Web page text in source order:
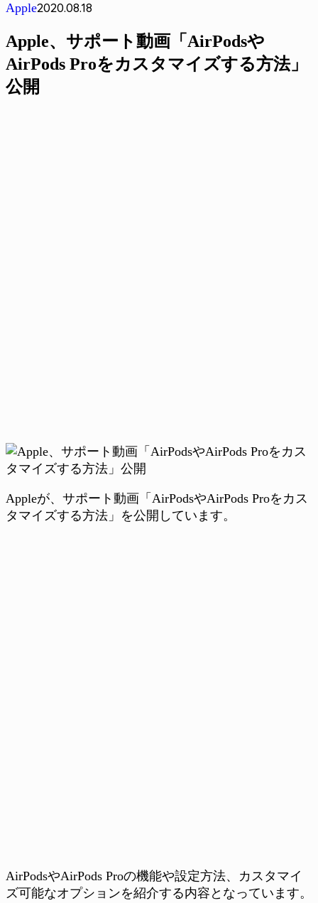
Apple2020.08.18
Apple、サポート動画「AirPodsや
AirPods Proをカスタマイズする方法」
公開
Appleが、サポート動画「AirPodsやAirPods Proをカス
タマイズする方法」を公開しています。
AirPodsやAirPods Proの機能や設定方法、カスタマイ
ズ可能なオプションを紹介する内容となっています。